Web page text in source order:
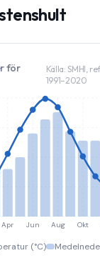
för
Källa: SMHI,
1991–2020
Apr Jun Aug Okt
(°C)